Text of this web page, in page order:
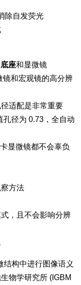
除自发荧光
座和显微镜
镜和宏观镜的高分辨
适配是非常重要
孔径为 0.73，全自动
显微镜都不会辜负
方法
，且不会影响分辨
结构中进行图像语义
物学研究所 (IGBM